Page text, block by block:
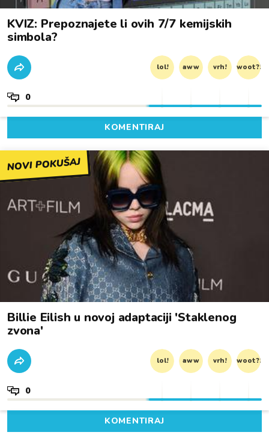
KVIZ: Prepoznajete li ovih 7/7 kemijskih
simbola?
lol! aww vrh! woot?!
0
KOMENTIRAJ
NOVI POKUŠAJ
Billie Eilish u novoj adaptaciji 'Staklenog
zvona'
lol! aww vrh! woot?!
0
KOMENTIRAJ